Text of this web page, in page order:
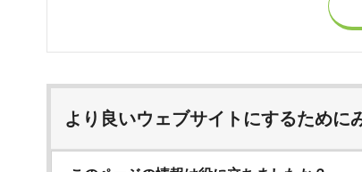
より良いウェブサイトにするために